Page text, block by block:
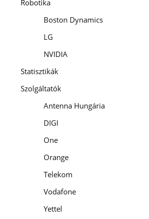
Robotika
Boston Dynamics
LG
NVIDIA
Statisztikák
Szolgáltatók
Antenna Hungária
DIGI
One
Orange
Telekom
Vodafone
Yettel